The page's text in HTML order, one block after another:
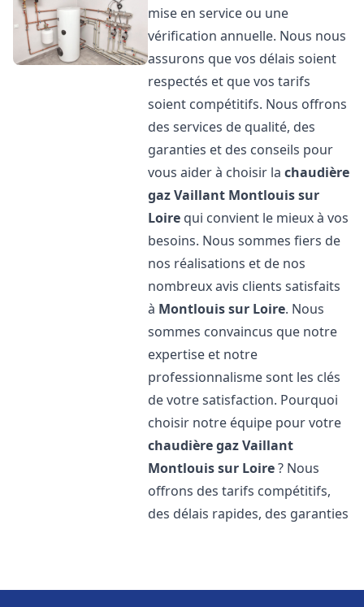
mise en service ou une
vérification annuelle. Nous nous
assurons que vos délais soient
respectés et que vos tarifs
soient compétitifs. Nous offrons
des services de qualité, des
garanties et des conseils pour
vous aider à choisir lachaudière
gaz Vaillant Montlouis sur
Loire qui convient le mieux à vos
besoins. Nous sommes fiers de
nos réalisations et de nos
nombreux avis clients satisfaits
à Montlouis sur Loire. Nous
sommes convaincus que notre
expertise et notre
professionnalisme sont les clés
de votre satisfaction. Pourquoi
choisir notre équipe pour votre
chaudière gaz Vaillant
Montlouis sur Loire? Nous
offrons des tarifs compétitifs,
des délais rapides, des garanties